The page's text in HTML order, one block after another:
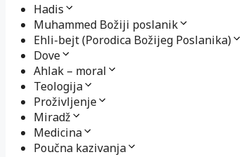
Hadis
Muhammed Božiji poslanik
Ehli-bejt (Porodica Božijeg Poslanika)
Dove
Ahlak – moral
Teologija
Proživljenje
Miradž
Medicina
Poučna kazivanja